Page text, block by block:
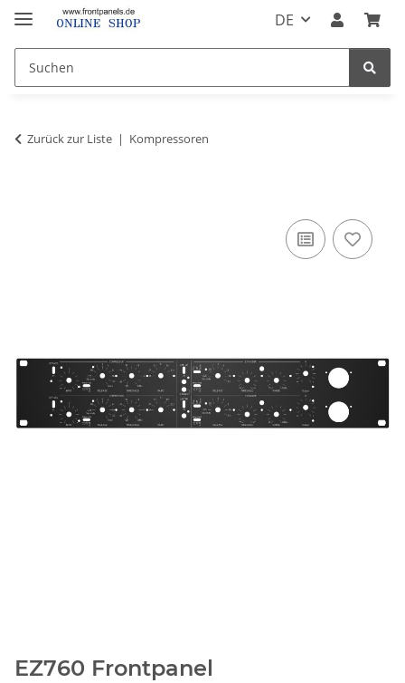
DE
Zurück zur Liste Kompressoren
EZ760 Frontpanel